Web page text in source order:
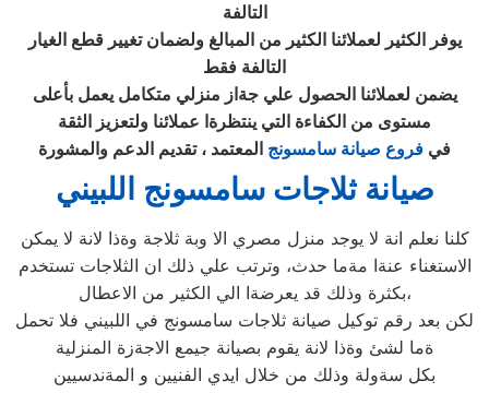
التالفة
يوفر الكثير لعملائنا الكثير من المبالغ ولضمان تغيير قطع الغيار
التالفة فقط
يضمن لعملائنا الحصول علي جةاز منزلي متكامل يعمل بأعلى
مستوى من الكفاءة التي ينتظرةا عملائنا ولتعزيز الثقة
في فروع صيانة سامسونج المعتمد ، تقديم الدعم والمشورة
صيانة ثلاجات سامسونج اللبيني
كلنا نعلم انة لا يوجد منزل مصري الا وبة ثلاجة وةذا لانة لا يمكن
الاستغناء عنةا مةما حدث، وترتب علي ذلك ان الثلاجات تستخدم
بكثرة وذلك قد يعرضةا الي الكثير من الاعطال،
لكن بعد رقم توكيل صيانة ثلاجات سامسونج في اللبيني فلا تحمل
ةما لشئ وةذا لانة يقوم بصيانة جيمع الاجةزة المنزلية
بكل سةولة وذلك من خلال ايدي الفنيين و المةندسيين